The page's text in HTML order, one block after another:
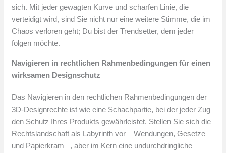
sich. Mit jeder gewagten Kurve und scharfen Linie, die
verteidigt wird, sind Sie nicht nur eine weitere Stimme, die im
Chaos verloren geht; Du bist der Trendsetter, dem jeder
folgen möchte.
Navigieren in rechtlichen Rahmenbedingungen für einen
wirksamen Designschutz
Das Navigieren in den rechtlichen Rahmenbedingungen der
3D-Designrechte ist wie eine Schachpartie, bei der jeder Zug
den Schutz Ihres Produkts gewährleistet. Stellen Sie sich die
Rechtslandschaft als Labyrinth vor – Wendungen, Gesetze
und Papierkram –, aber im Kern eine undurchdringliche